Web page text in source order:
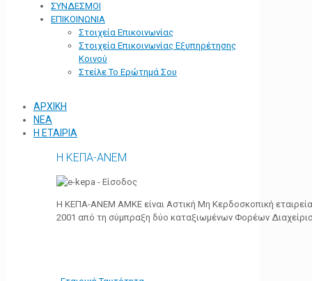
ΣΥΝΔΕΣΜΟΙ
ΕΠΙΚΟΙΝΩΝΙΑ
Στοιχεία Επικοινωνίας
Στοιχεία Επικοινωνίας Εξυπηρέτησης
Κοινού
Στείλε Το Ερώτημά Σου
ΑΡΧΙΚΗ
ΝΕΑ
Η ΕΤΑΙΡΙΑ
Η ΚΕΠΑ-ΑΝΕΜ
Η ΚΕΠΑ-ΑΝΕΜ ΑΜΚΕ είναι Αστική Μη Κερδοσκοπική
2001 από τη σύμπραξη δύο καταξιωμένων Φορέων